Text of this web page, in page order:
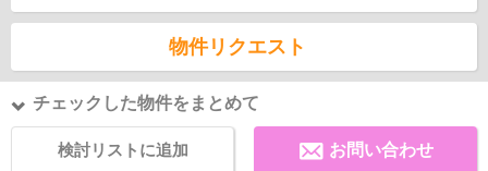
物件リクエスト
チェックした物件をまとめて
検討リストに追加 お問い合わせ